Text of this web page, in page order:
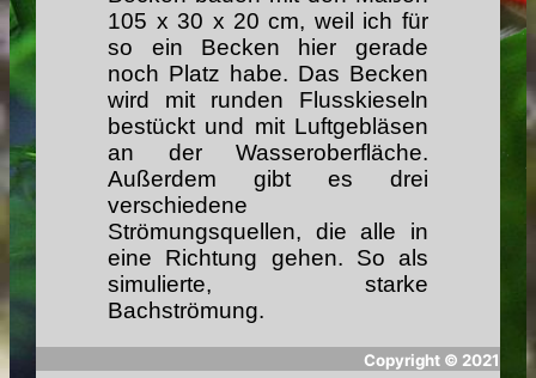
105 x 30 x 20 cm, weil ich für
so ein Becken hier gerade
noch Platz habe. Das Becken
wird mit runden Flusskieseln
bestückt und mit Luftgebläsen
an der Wasseroberfläche.
Außerdem gibt es drei
verschiedene
Strömungsquellen, die alle in
eine Richtung gehen. So als
simulierte, starke
Bachströmung.
Copyright © 2021